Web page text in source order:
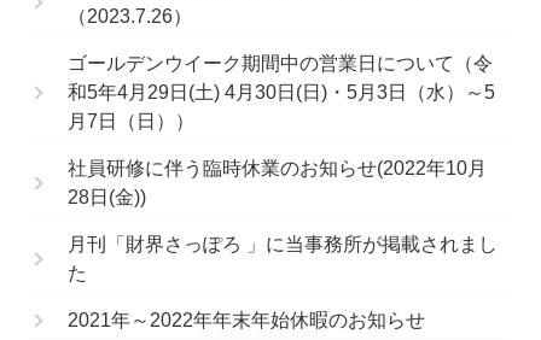
（2023.7.26）
ゴールデンウイーク期間中の営業日について（令
和5年4月29日(土) 4月30日(日)・5月3日（水）～5
月7日（日））
社員研修に伴う臨時休業のお知らせ(2022年10月
28日(金))
月刊「財界さっぽろ 」に当事務所が掲載されまし
た
2021年～2022年年末年始休暇のお知らせ